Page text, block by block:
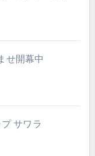
せ開幕中
サワラ